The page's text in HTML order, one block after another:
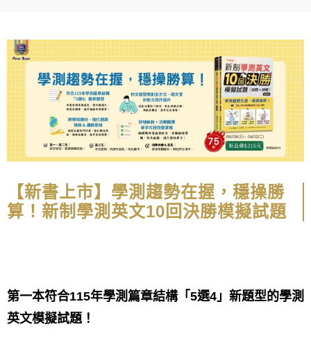
【新書上市】學測趨勢在握，穩操勝
算！新制學測英文10回決勝模擬試題
第一本符合115年學測篇章結構「5選4」新題型的學測
英文模擬試題！